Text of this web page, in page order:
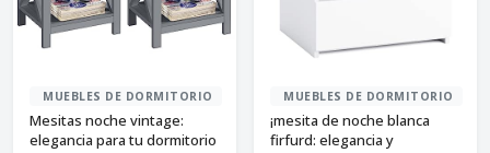
MUEBLES DE DORMITORIO
Mesitas noche vintage:
elegancia para tu dormitorio
MUEBLES DE DORMITORIO
¡mesita de noche blanca
firfurd: elegancia y